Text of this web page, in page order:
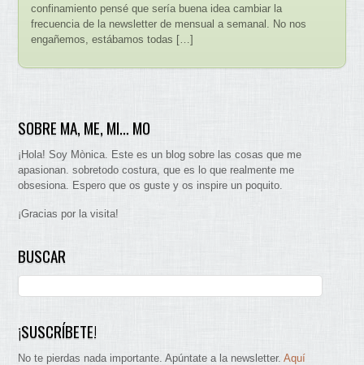
confinamiento pensé que sería buena idea cambiar la
frecuencia de la newsletter de mensual a semanal. No nos
engañemos, estábamos todas […]
SOBRE MA, ME, MI… MO
¡Hola! Soy Mònica. Este es un blog sobre las cosas que me
apasionan. sobretodo costura, que es lo que realmente me
obsesiona. Espero que os guste y os inspire un poquito.
¡Gracias por la visita!
BUSCAR
¡SUSCRÍBETE!
No te pierdas nada importante. Apúntate a la newsletter.Aquí